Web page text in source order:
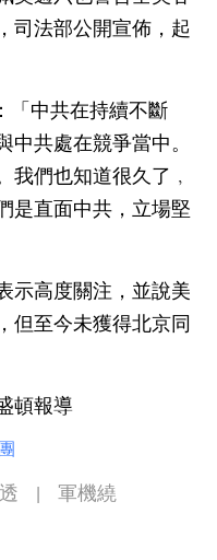
司法部公開宣佈，起
「中共在持續不斷
共處在競爭當中。
我們也知道很久了﹐
是直面中共，立場堅
示高度關注，並說美
但至今未獲得北京同
頓報導
軍機繞